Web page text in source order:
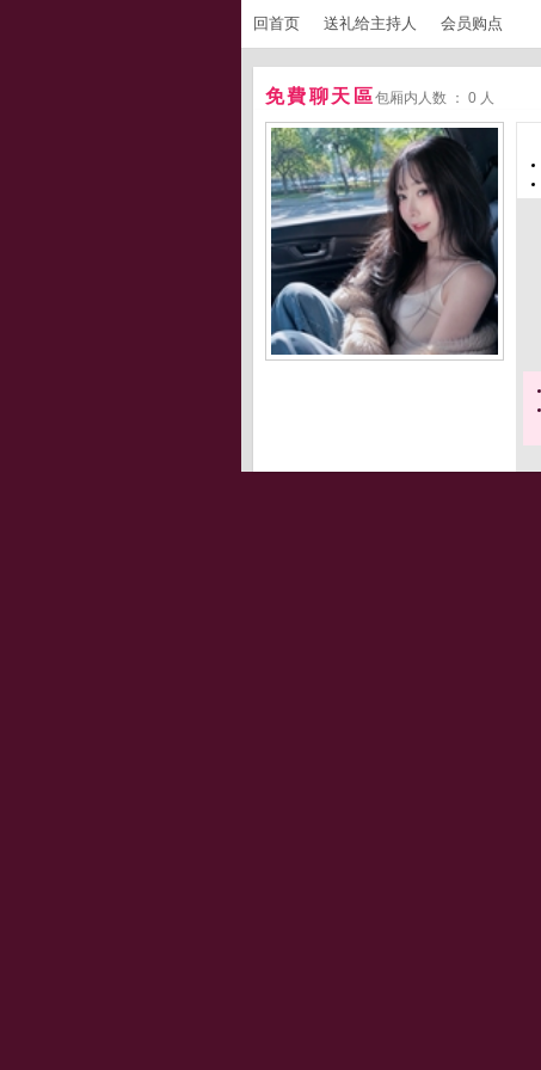
回首页 送礼给主持人 会员购点
免費聊天區包厢内人数 ： 0 人